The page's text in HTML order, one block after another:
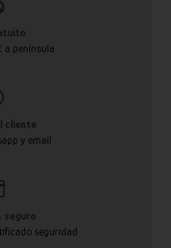
a península
cliente
y email
seguro
seguridad